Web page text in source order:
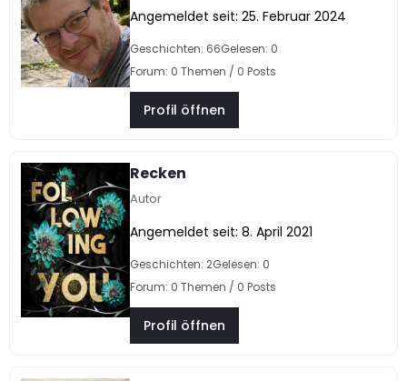
Angemeldet seit: 25. Februar 2024
Geschichten: 66Gelesen: 0
Forum: 0 Themen / 0 Posts
Profil öffnen
Recken
Autor
Angemeldet seit: 8. April 2021
Geschichten: 2Gelesen: 0
Forum: 0 Themen / 0 Posts
Profil öffnen